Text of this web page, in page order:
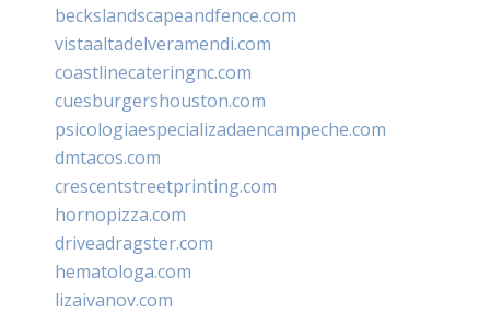
beckslandscapeandfence.com
vistaaltadelveramendi.com
coastlinecateringnc.com
cuesburgershouston.com
psicologiaespecializadaencampeche.com
dmtacos.com
crescentstreetprinting.com
hornopizza.com
driveadragster.com
hematologa.com
lizaivanov.com